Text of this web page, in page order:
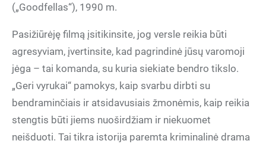
(„Goodfellas“), 1990 m.
Pasižiūrėję filmą įsitikinsite, jog versle reikia būti
agresyviam, įvertinsite, kad pagrindinė jūsų varomoji
jėga – tai komanda, su kuria siekiate bendro tikslo.
„Geri vyrukai“ pamokys, kaip svarbu dirbti su
bendraminčiais ir atsidavusiais žmonėmis, kaip reikia
stengtis būti jiems nuoširdžiam ir niekuomet
neišduoti. Tai tikra istorija paremta kriminalinė drama